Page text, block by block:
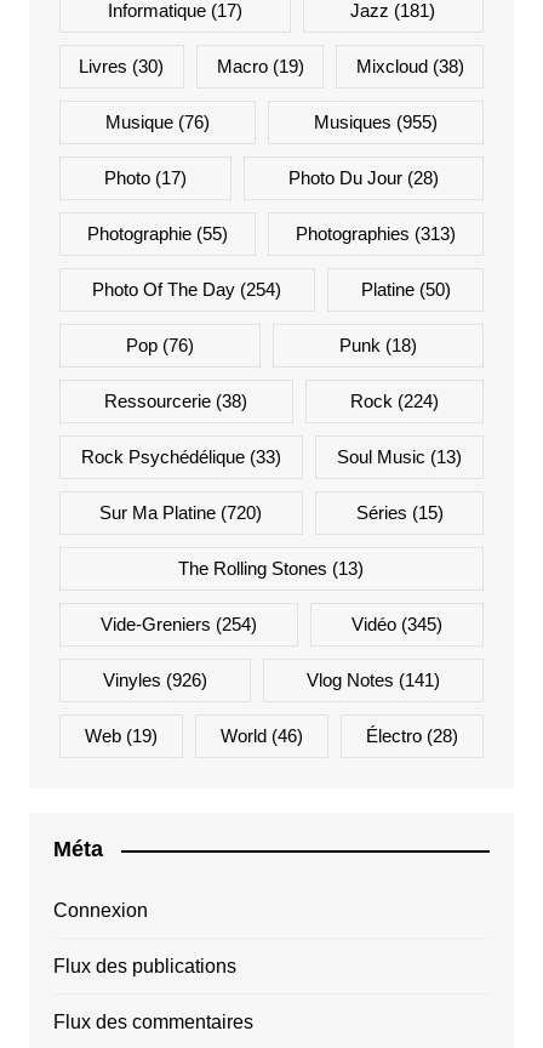
Informatique(17) Jazz (181)
Livres (30) Macro(19) Mixcloud(38)
Musique(76) Musiques (955)
Photo(17) Photo Du Jour (28)
Photographie(55) Photographies (313)
Photo Of The Day (254) Platine(50)
Pop(76) Punk (18)
Ressourcerie (38) Rock (224)
Rock Psychédélique(33) Soul Music (13)
Sur Ma Platine (720) Séries (15)
The Rolling Stones (13)
Vide-Greniers (254) Vidéo (345)
Vinyles (926) Vlog Notes (141)
Web(19) World (46) Électro (28)
Méta
Connexion
Flux des publications
Flux des commentaires